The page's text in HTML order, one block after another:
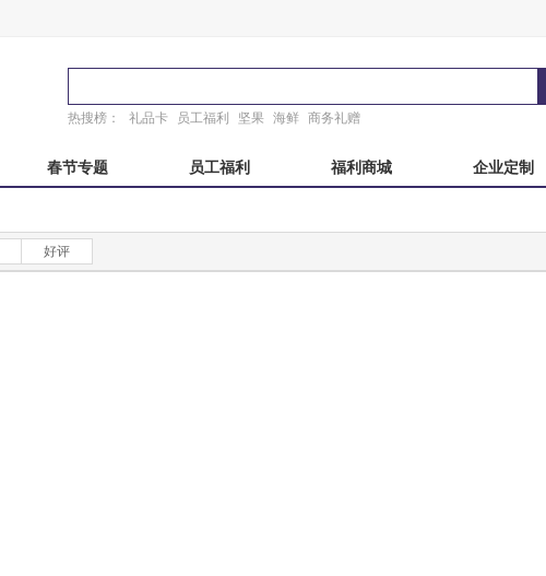
热搜榜： 礼品卡 员工福利 坚果 海鲜 商务礼赠
春节专题 员工福利 福利商城 企业定制
粽子礼盒
好评